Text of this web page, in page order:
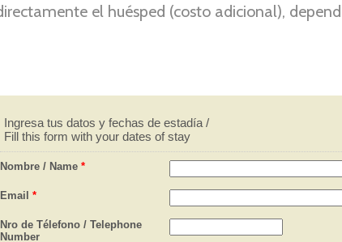
el huésped (costo adicional),